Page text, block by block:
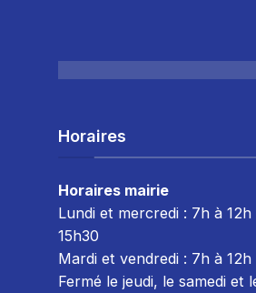
Horaires
Horaires mairie
Lundi et mercredi : 7h à 12h
15h30
Mardi et vendredi : 7h à 12h
Fermé le jeudi, le samedi et